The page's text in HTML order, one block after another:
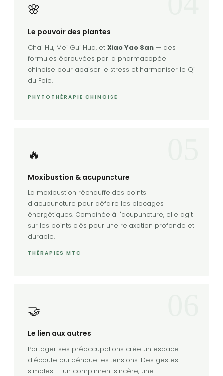
🌸
Le pouvoir des plantes
Chai Hu, Mei Gui Hua, et Xiao Yao San — des
formules éprouvées par la pharmacopée
chinoise pour apaiser le stress et harmoniser le Qi
du Foie.
PHYTOTHÉRAPIE CHINOISE
🔥
Moxibustion & acupuncture
La moxibustion réchauffe des points
d'acupuncture pour défaire les blocages
énergétiques. Combinée à l'acupuncture, elle agit
sur les points clés pour une relaxation profonde et
durable.
THÉRAPIES MTC
🤝
Le lien aux autres
Partager ses préoccupations crée un espace
d'écoute qui dénoue les tensions. Des gestes
simples — un compliment sincère, une